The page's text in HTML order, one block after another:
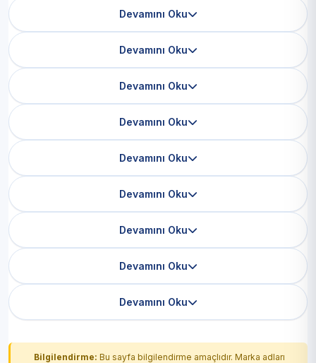
Devamını Oku
Devamını Oku
Devamını Oku
Devamını Oku
Devamını Oku
Devamını Oku
Devamını Oku
Devamını Oku
Devamını Oku
Bilgilendirme: Bu sayfa bilgilendirme amaçlıdır. Marka adları